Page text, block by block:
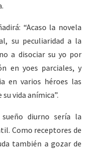
“Acaso la novela
su peculiaridad a la
a disociar su yo por
en yoes parciales, y
en varios héroes las
vida anímica”.
diurno sería la
Como receptores de
también a gozar de